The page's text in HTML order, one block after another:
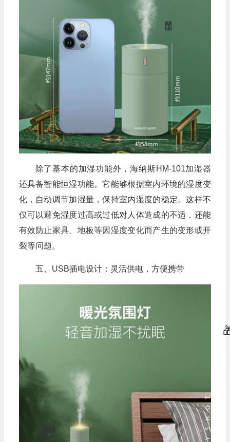
除了基本的加湿功能外，海纳斯HM-101加湿器
还具备智能恒湿功能。它能够根据室内环境的湿度变
化，自动调节加湿量，保持室内湿度的稳定。这样不
仅可以避免湿度过高或过低对人体造成的不适，还能
有效防止家具、地板等因湿度变化而产生的变形或开
裂等问题。
五、USB插电设计：灵活供电，方便携带